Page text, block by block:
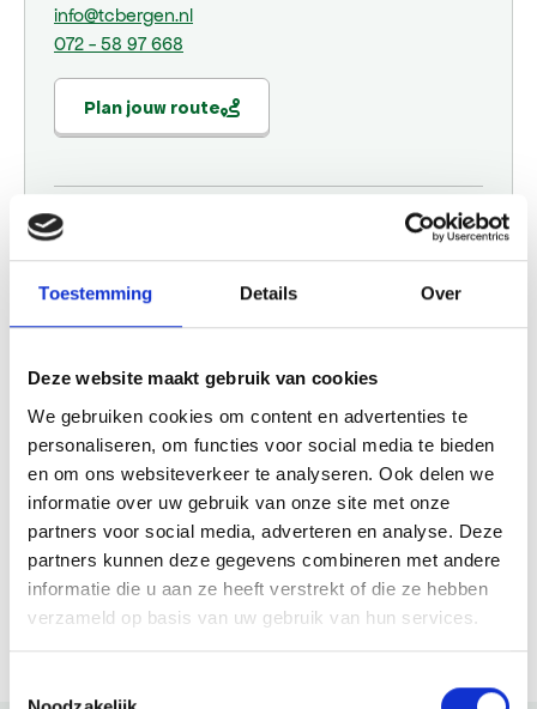
Toestemming Details Over
Deze website maakt gebruik van cookies
We gebruiken cookies om content en advertenties te
personaliseren, om functies voor social media te bieden
en om ons websiteverkeer te analyseren. Ook delen we
informatie over uw gebruik van onze site met onze
partners voor social media, adverteren en analyse. Deze
partners kunnen deze gegevens combineren met andere
informatie die u aan ze heeft verstrekt of die ze hebben
verzameld op basis van uw gebruik van hun services.
info@tcbergen.nl
072 - 58 97 668
Plan jouw route
Openingstijden
Dinsdag
08:00 - 23:00
Woensdag08:00 - 23:00
Vrijdag08:00 - 23:00
Zaterdag08:00 - 23:00
Zondag 08:00 - 23:00
Website
Bezoek website